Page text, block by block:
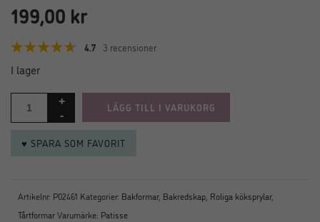
199,00 kr
4.7 3 recensioner
I lager
LÄGG TILL I VARUKORG
♥ SPARA SOM FAVORIT
Artikelnr: P02461 Kategorier: Bakformar, Bakredskap Roliga köksprylar,
TårtformarVarumärke: Patisse